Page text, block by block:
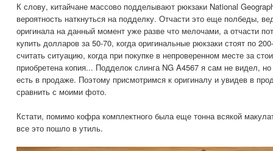
К слову, китайчане массово подделывают рюкзаки National
вероятность наткнуться на подделку. Отчасти это еще полбеды,
оригинала на данный момент уже разве что мелочами, а отчасти
купить долларов за 50-70, когда оригинальные рюкзаки стоят по
считать ситуацию, когда при покупке в непроверенном месте за
приобретена копия... Подделок слинга NG A4567 я сам не видел,
есть в продаже. Поэтому присмотримся к оригиналу и увидев в
сравнить с моими фото.
Кстати, помимо кофра комплектного была еще тонна всякой
все это пошло в утиль.